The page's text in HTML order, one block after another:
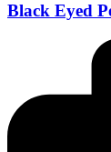
Black Eyed